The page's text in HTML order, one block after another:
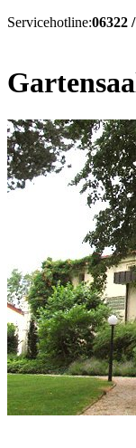
Servicehotline:06322